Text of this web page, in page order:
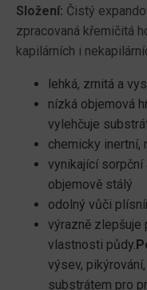
Složení: Čistý
zpracovaná křemičitá
kapilárních i
lehká, zrnitá a
nízká objemová
vylehčuje
chemicky inertní,
vynikající sorpční
objemově stálý
odolný vůči
výrazně zlepšuje
vlastnosti půdy.
výsev,
substrátem pro